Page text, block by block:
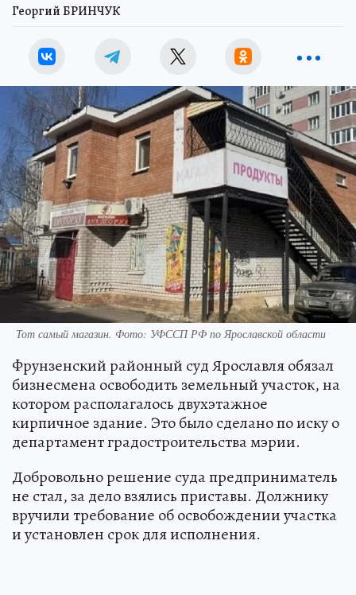
Георгий БРИНЧУК
Тот самый магазин. Фото: УФССП РФ по Ярославской области
Фрунзенский районный суд Ярославля обязал
бизнесмена освободить земельный участок, на
котором располагалось двухэтажное
кирпичное здание. Это было сделано по иску о
департамент градостроительства мэрии.
Добровольно решение суда предприниматель
не стал, за дело взялись приставы. Должнику
вручили требование об освобождении участка
и установлен срок для исполнения.